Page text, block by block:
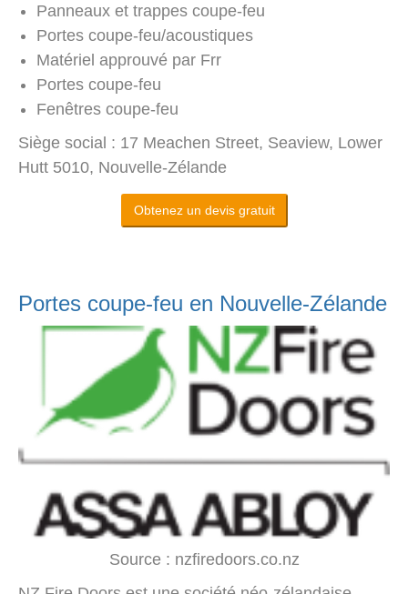
Panneaux et trappes coupe-feu
Portes coupe-feu/acoustiques
Matériel approuvé par Frr
Portes coupe-feu
Fenêtres coupe-feu
Siège social : 17 Meachen Street, Seaview, Lower
Hutt 5010, Nouvelle-Zélande
Obtenez un devis gratuit
Portes coupe-feu en Nouvelle-Zélande
Source : nzfiredoors.co.nz